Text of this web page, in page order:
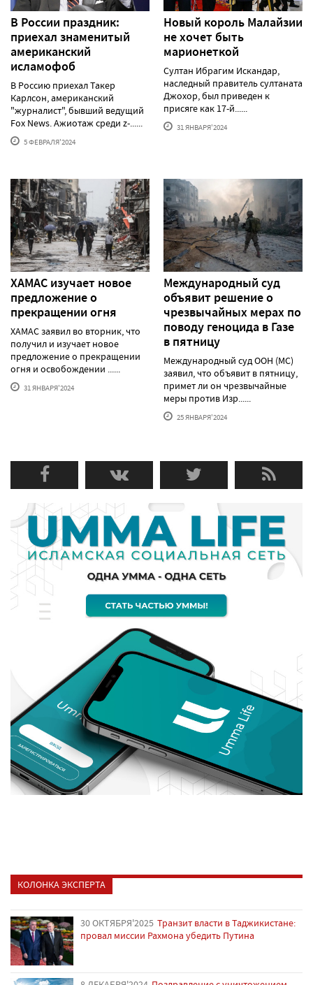
В России праздник:
приехал знаменитый
американский
исламофоб
В Россию приехал Такер
Карлсон, американский
"журналист", бывший ведущий
Fox News. Ажиотаж среди z-......
5 ФЕВРАЛЯ'2024
Новый король Малайзии
не хочет быть
марионеткой
Султан Ибрагим Искандар,
наследный правитель султаната
Джохор, был приведен к
присяге как 17-й......
31 ЯНВАРЯ'2024
ХАМАС изучает новое
предложение о
прекращении огня
ХАМАС заявил во вторник, что
получил и изучает новое
предложение о прекращении
огня и освобождении ......
31 ЯНВАРЯ'2024
Международный суд
объявит решение о
чрезвычайных мерах по
поводу геноцида в Газе
в пятницу
Международный суд ООН (МС)
заявил, что объявит в пятницу,
примет ли он чрезвычайные
меры против Изр......
25 ЯНВАРЯ'2024
КОЛОНКА ЭКСПЕРТА
30 ОКТЯБРЯ'2025 Транзит власти в Таджикистане:
провал миссии Рахмона убедить Путина